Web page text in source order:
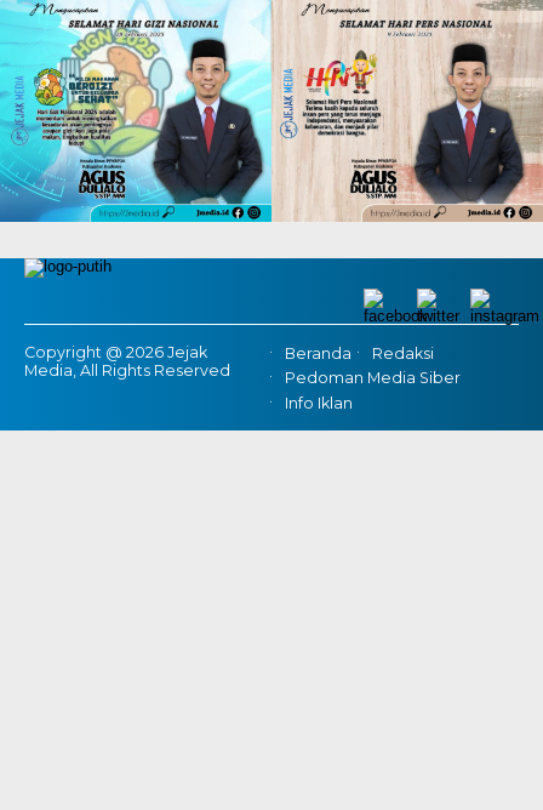
Copyright @ 2026 Jejak
Media, All Rights Reserved
Beranda
Redaksi
Pedoman Media Siber
Info Iklan